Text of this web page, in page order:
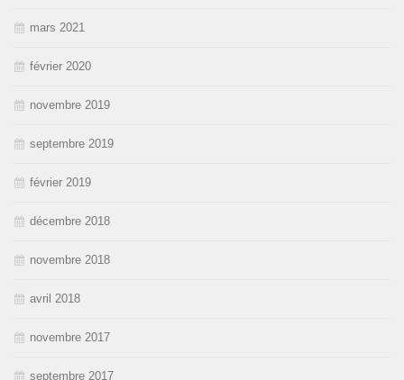
mars 2021
février 2020
novembre 2019
septembre 2019
février 2019
décembre 2018
novembre 2018
avril 2018
novembre 2017
septembre 2017